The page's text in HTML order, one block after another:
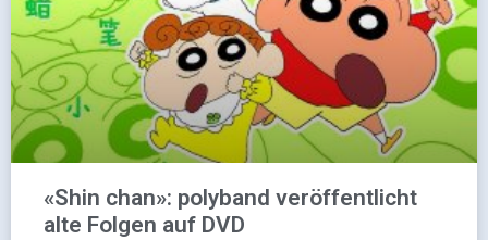
«Shin chan»: polyband veröffentlicht
alte Folgen auf DVD